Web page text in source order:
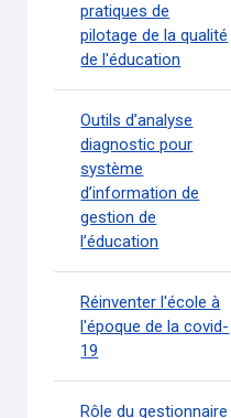
pratiques de
pilotage de la qualité
de l'éducation
Outils d’analyse
diagnostic pour
système
d’information de
gestion de
l’éducation
Réinventer l'école à
l'époque de la covid-
19
Rôle du gestionnaire